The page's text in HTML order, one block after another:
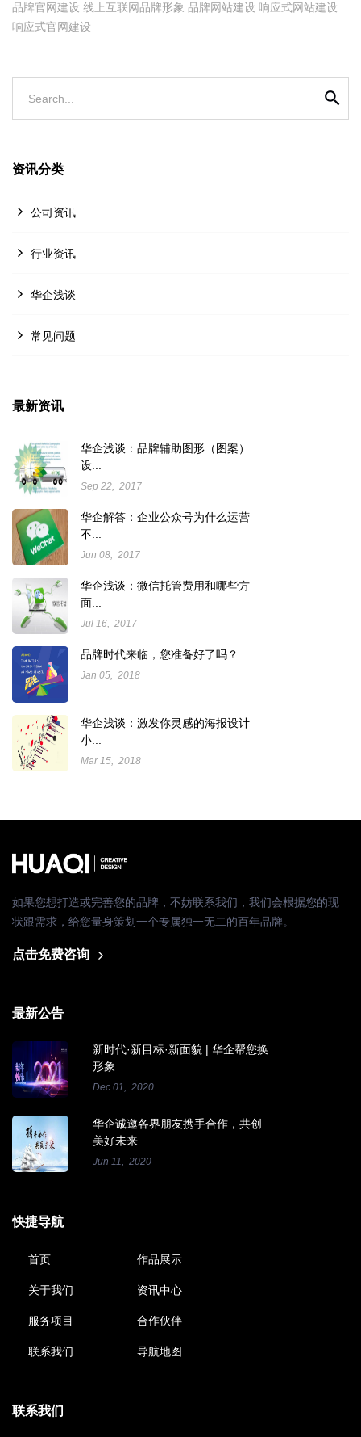
品牌官网建设 线上互联网品牌形象 品牌网站建设 响应式网站建设
响应式官网建设
Search...
资讯分类
公司资讯
行业资讯
华企浅谈
常见问题
最新资讯
华企浅谈：品牌辅助图形（图案）
设...
Sep 22, 2017
华企解答：企业公众号为什么运营
不...
Jun 08, 2017
华企浅谈：微信托管费用和哪些方
面...
Jul 16, 2017
品牌时代来临，您准备好了吗？
Jan 05, 2018
华企浅谈：激发你灵感的海报设计
小...
Mar 15, 2018
如果您想打造或完善您的品牌，不妨联系我们，我们会根据您的现
状跟需求，给您量身策划一个专属独一无二的百年品牌。
点击免费咨询
最新公告
新时代·新目标·新面貌 | 华企帮您换
形象
Dec 01, 2020
华企诚邀各界朋友携手合作，共创
美好未来
Jun 11, 2020
快捷导航
首页
关于我们
服务项目
联系我们
作品展示
资讯中心
合作伙伴
导航地图
联系我们